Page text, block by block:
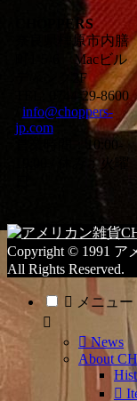
テ
ゴ
CHOPPERS
奈良県橿原市内膳
町1-5-6 Macビル
ディング2F
TEL: 0744-29-8600
info@choppers-
jp.com
営業時間：10:00-
19:00 / 休み：火曜
Copyright © 1991 ア
All Rights Reserved.
メニュー
News
About